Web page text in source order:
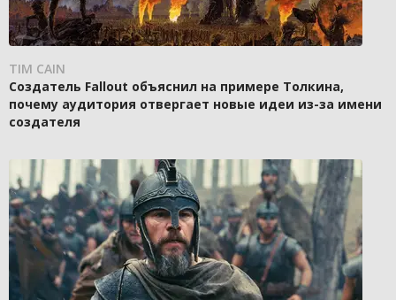
TIM CAIN
Создатель Fallout объяснил на примере Толкина,
почему аудитория отвергает новые идеи из-за имени
создателя